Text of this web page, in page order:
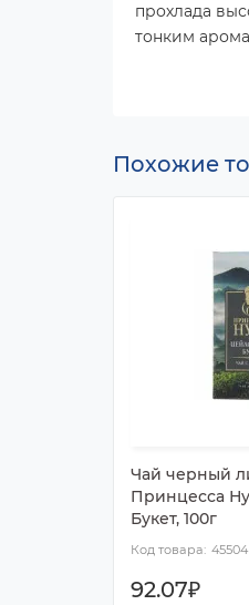
прохлада
тонким
Похожие
Чай черный
Принцесса
Букет, 100г
45504
92.07₽